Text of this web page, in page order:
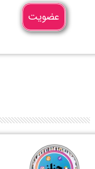
عضویت